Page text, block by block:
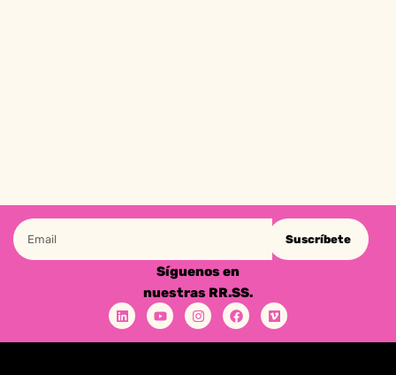
Suscríbete
Síguenos en
nuestras RR.SS.